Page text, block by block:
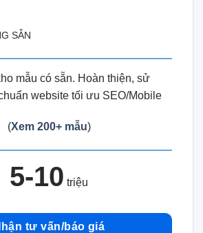
SẴN
mẫu có sẵn. Hoàn thiện, sử
website tối ưu SEO/Mobile
(Xem 200+ mẫu)
5-10 triệu
tư vấn/báo giá